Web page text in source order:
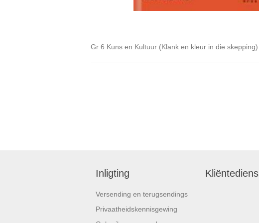
Gr 6 Kuns en Kultuur (Klank en kleur in die skepping)
Inligting
Versending en terugsendings
Privaatheidskennisgewing
Kliëntediens